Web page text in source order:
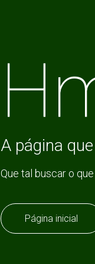
A página
Que tal buscar o
Página inicial